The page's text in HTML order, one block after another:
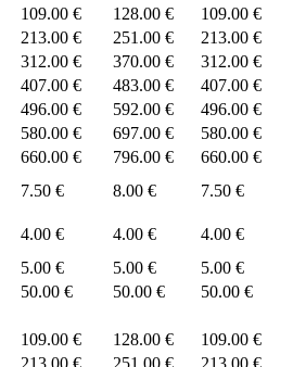
109.00 € 128.00 €
109.00 €
213.00 € 251.00 €
213.00 €
312.00 € 370.00 €
312.00 €
407.00 € 483.00 €
407.00 €
496.00 € 592.00 €
496.00 €
580.00 € 697.00 €
580.00 €
660.00 € 796.00 €
660.00 €
7.50 € 8.00 €
7.50 €
4.00 € 4.00 €
4.00 €
5.00 € 5.00 €
5.00 €
50.00 € 50.00 €
50.00 €
109.00 € 128.00 €
109.00 €
213.00 € 251.00 € 213.00 €